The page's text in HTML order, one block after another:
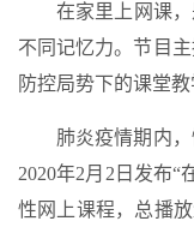
在家里上网课，
不同记忆力。节目
防控局势下的课堂教
肺炎疫情期内，
2020年2月2日发布“
性网上课程，总播